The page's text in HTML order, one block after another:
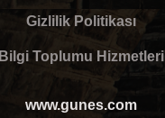
Gizlilik Politikası
Bilgi Toplumu Hizmetleri
www.gunes.com